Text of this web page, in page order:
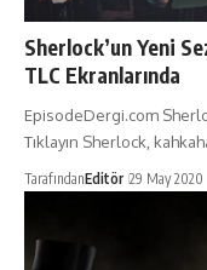
Sherlock’un Yeni
TLC Ekranlarında
EpisodeDergi.com
Tıklayın Sherlock,
TarafındanEditör 29 May 2020